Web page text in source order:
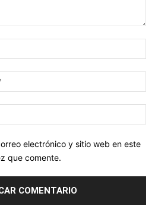
electrónico y sitio web en este
que comente.